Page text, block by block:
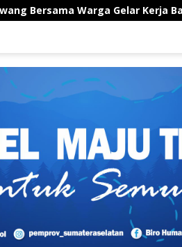
Gelar Kerja Bakti Bersihkan